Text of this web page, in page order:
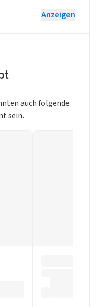
Anzeigen
auch folgende
sein.